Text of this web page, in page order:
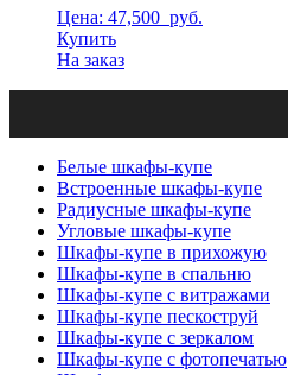
Цена: 47,500 руб.
Купить
На заказ
Белые шкафы-купе
Встроенные шкафы-купе
Радиусные шкафы-купе
Угловые шкафы-купе
Шкафы-купе в прихожую
Шкафы-купе в спальню
Шкафы-купе с витражами
Шкафы-купе пескоструй
Шкафы-купе с зеркалом
Шкафы-купе с фотопечатью